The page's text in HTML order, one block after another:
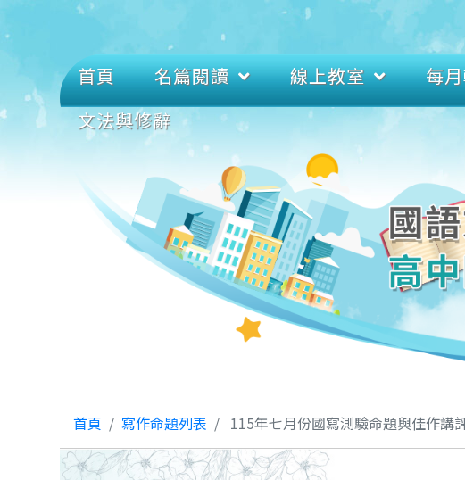
首頁 名篇閱讀 線上教室 每
文法與修辭
首頁 寫作命題列表 115年七月份國寫測驗命題與佳作講